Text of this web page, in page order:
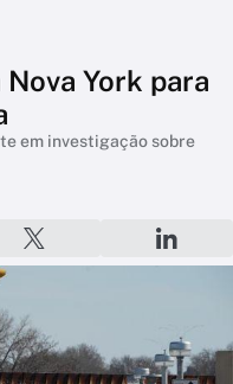
York para
em investigação sobre